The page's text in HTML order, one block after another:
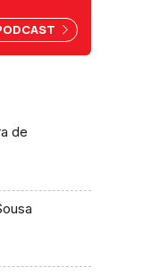
foi alvo de
de
de